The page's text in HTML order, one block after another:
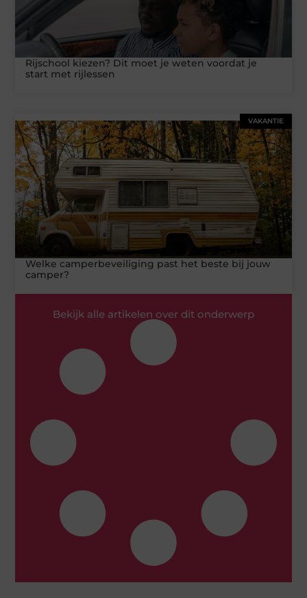
Rijschool kiezen? Dit moet je weten voordat je
start met rijlessen
VAKANTIE
Welke camperbeveiliging past het beste bij jouw
camper?
Bekijk alle artikelen over dit onderwerp